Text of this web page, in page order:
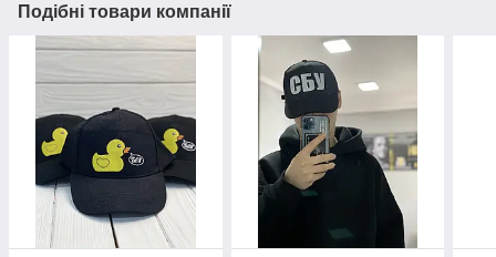
Подібні товари компанії